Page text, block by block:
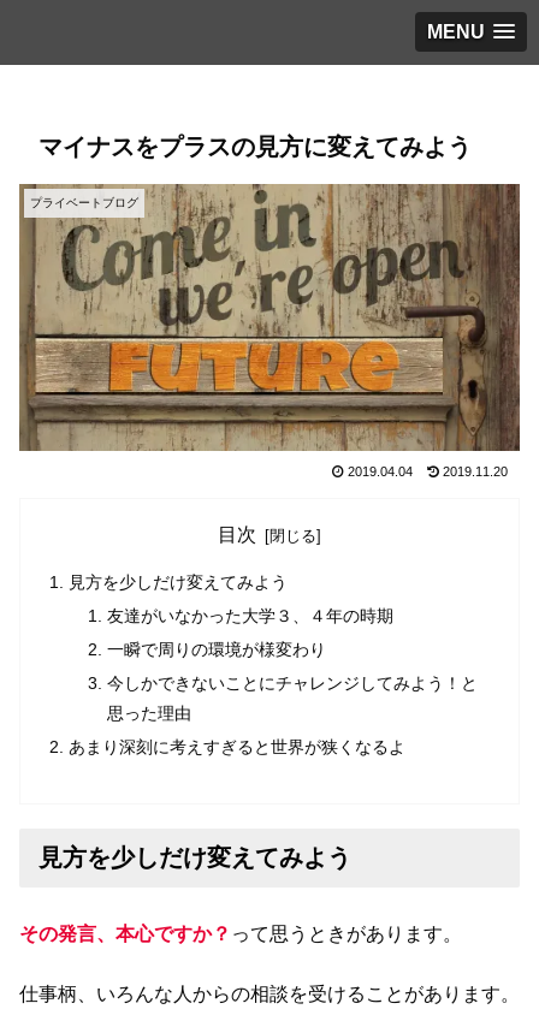
MENU
マイナスをプラスの見方に変えてみよう
プライベートブログ
2019.04.04 2019.11.20
目次
見方を少しだけ変えてみよう
友達がいなかった大学３、４年の時期
一瞬で周りの環境が様変わり
今しかできないことにチャレンジしてみよう！と
思った理由
あまり深刻に考えすぎると世界が狭くなるよ
見方を少しだけ変えてみよう
その発言、本心ですか？ って思うときがあります。
仕事柄、いろんな人からの相談を受けることがあります。